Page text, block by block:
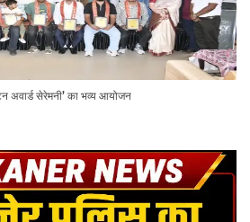
अवार्ड सेरेमनी’ का भव्य आयोजन